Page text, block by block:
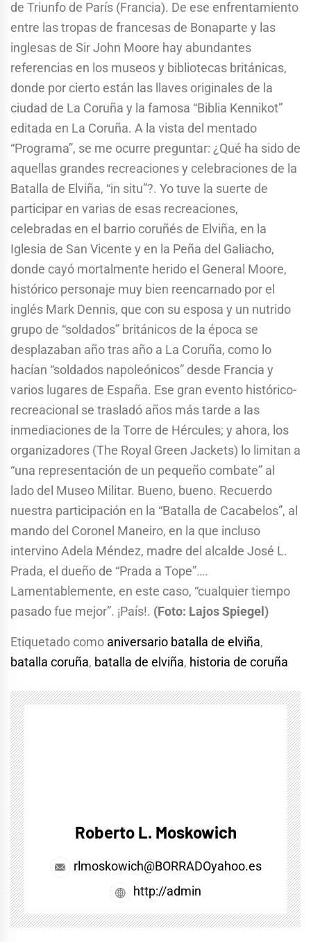
de Triunfo de París (Francia). De ese enfrentamiento
entre las tropas de francesas de Bonaparte y las
inglesas de Sir John Moore hay abundantes
referencias en los museos y bibliotecas británicas,
donde por cierto están las llaves originales de la
ciudad de La Coruña y la famosa “Biblia Kennikot”
editada en La Coruña. A la vista del mentado
“Programa”, se me ocurre preguntar: ¿Qué ha sido de
aquellas grandes recreaciones y celebraciones de la
Batalla de Elviña, “in situ”?. Yo tuve la suerte de
participar en varias de esas recreaciones,
celebradas en el barrio coruñés de Elviña, en la
Iglesia de San Vicente y en la Peña del Galiacho,
donde cayó mortalmente herido el General Moore,
histórico personaje muy bien reencarnado por el
inglés Mark Dennis, que con su esposa y un nutrido
grupo de “soldados” británicos de la época se
desplazaban año tras año a La Coruña, como lo
hacían “soldados napoleónicos” desde Francia y
varios lugares de España. Ese gran evento histórico-
recreacional se trasladó años más tarde a las
inmediaciones de la Torre de Hércules; y ahora, los
organizadores (The Royal Green Jackets) lo limitan a
“una representación de un pequeño combate” al
lado del Museo Militar. Bueno, bueno. Recuerdo
nuestra participación en la “Batalla de Cacabelos”, al
mando del Coronel Maneiro, en la que incluso
intervino Adela Méndez, madre del alcalde José L.
Prada, el dueño de “Prada a Tope”….
Lamentablemente, en este caso, “cualquier tiempo
pasado fue mejor”. ¡País!. (Foto: Lajos Spiegel)
Etiquetado como aniversario batalla de elviña,
batalla coruña, batalla de elviña, historia de coruña
Roberto L. Moskowich
rlmoskowich@BORRADOyahoo.es
http://admin